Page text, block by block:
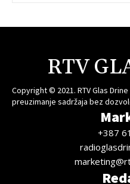
RTV
Copyright © 2021. RTV Glas
preuzimanje sadržaja bez
+387